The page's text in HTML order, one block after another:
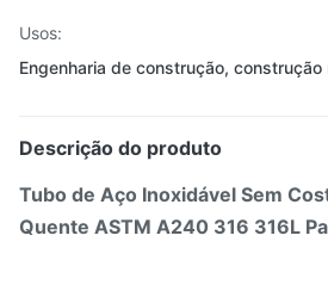
Usos:
Engenharia de construção, construção
Descrição do produto
Tubo de Aço Inoxidável Sem
Quente ASTM A240 316 316L